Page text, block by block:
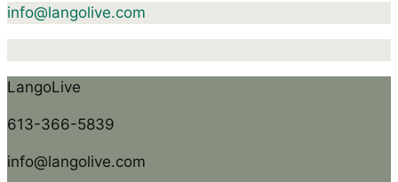
info@langolive.com
LangoLive
613-366-5839
info@langolive.com